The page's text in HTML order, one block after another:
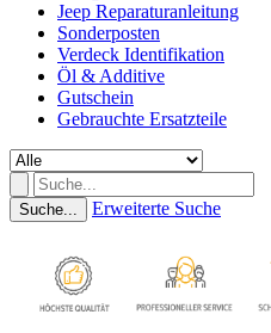
Jeep Reparaturanleitung
Sonderposten
Verdeck Identifikation
Öl & Additive
Gutschein
Gebrauchte Ersatzteile
Suche... Erweiterte Suche